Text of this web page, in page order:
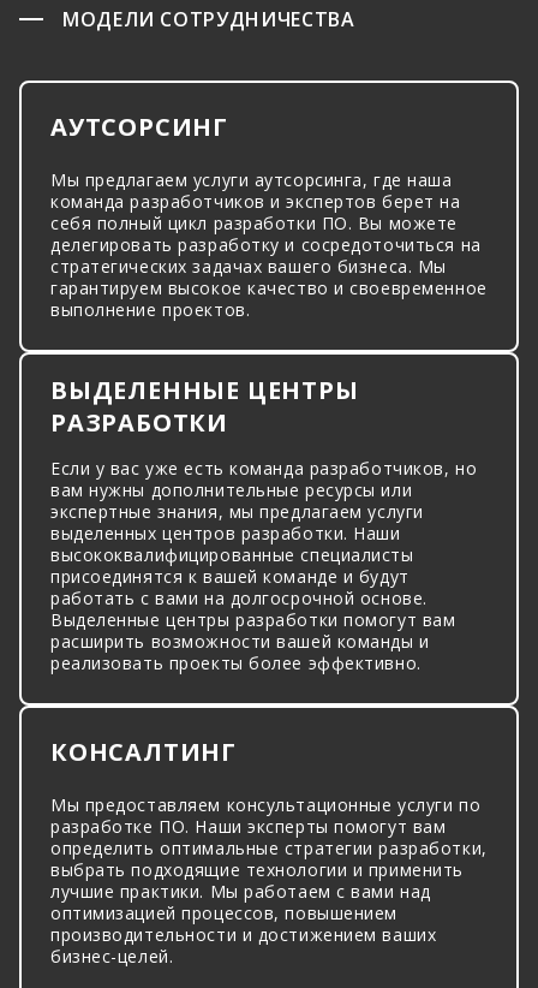
МОДЕЛИ СОТРУДНИЧЕСТВА
АУТСОРСИНГ
Мы предлагаем услуги аутсорсинга, где наша
команда разработчиков и экспертов берет на
себя полный цикл разработки ПО. Вы можете
делегировать разработку и сосредоточиться на
стратегических задачах вашего бизнеса. Мы
гарантируем высокое качество и своевременное
выполнение проектов.
ВЫДЕЛЕННЫЕ ЦЕНТРЫ
РАЗРАБОТКИ
Если у вас уже есть команда разработчиков, но
вам нужны дополнительные ресурсы или
экспертные знания, мы предлагаем услуги
выделенных центров разработки. Наши
высококвалифицированные специалисты
присоединятся к вашей команде и будут
работать с вами на долгосрочной основе.
Выделенные центры разработки помогут вам
расширить возможности вашей команды и
реализовать проекты более эффективно.
КОНСАЛТИНГ
Мы предоставляем консультационные услуги по
разработке ПО. Наши эксперты помогут вам
определить оптимальные стратегии разработки,
выбрать подходящие технологии и применить
лучшие практики. Мы работаем с вами над
оптимизацией процессов, повышением
производительности и достижением ваших
бизнес-целей.